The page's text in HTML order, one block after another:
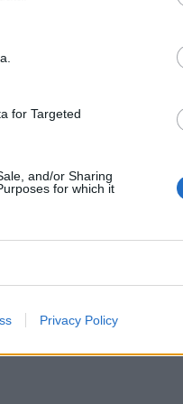
for Targeted
and/or Sharing
for which it
Privacy Policy
e
del mese di
richiesto".